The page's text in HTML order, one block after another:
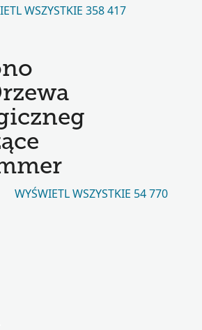
WSZYSTKIE 358 417
WYŚWIETL WSZYSTKIE 54 770